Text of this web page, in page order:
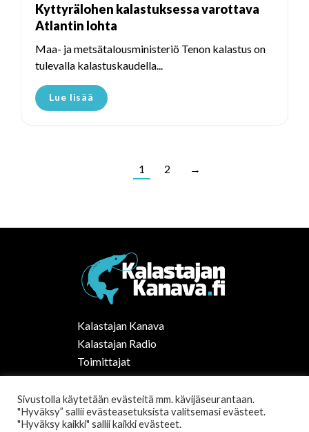
Kyttyrälohen kalastuksessa varottava
Atlantin lohta
Maa- ja metsätalousministeriö Tenon kalastus on
tulevalla kalastuskaudella...
Lue lisää
1 2 →
Kalastajan Kanava
Kalastajan Radio
Toimittajat
Kalaruoka
Vapaa-ajan kalastus Suomessa
Tilaa uutiskirje
Sivustolla käytetään evästeitä mm. kävijäseurantaan.
"Hyväksy” sallii evästeasetuksista valitsemasi evästeet.
"Hyväksy kaikki" sallii kaikki evästeet.